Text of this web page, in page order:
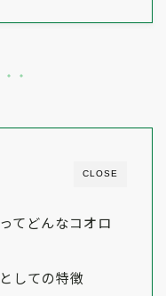
CLOSE
てどんなコオロ
しての特徴